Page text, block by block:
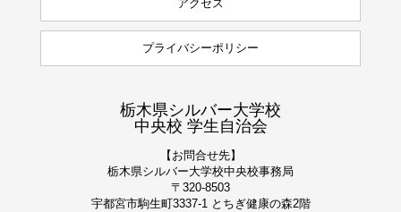
アクセス
プライバシーポリシー
栃木県シルバー大学校
中央校 学生自治会
【お問合せ先】
栃木県シルバー大学校中央校事務局
〒320-8503
宇都宮市駒生町3337-1 とちぎ健康の森2階